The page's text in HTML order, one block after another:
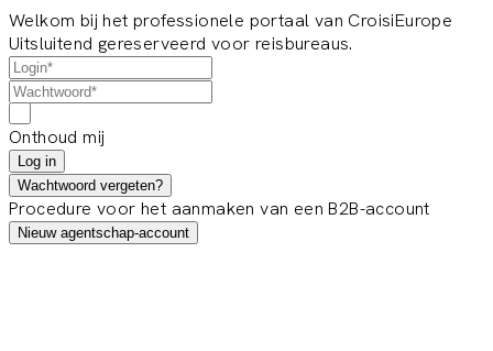
Welkom bij het professionele portaal van CroisiEurope
Uitsluitend gereserveerd voor reisbureaus.
Onthoud mij
Log in
Wachtwoord vergeten?
Procedure voor het aanmaken van een B2B-account
Nieuw agentschap-account